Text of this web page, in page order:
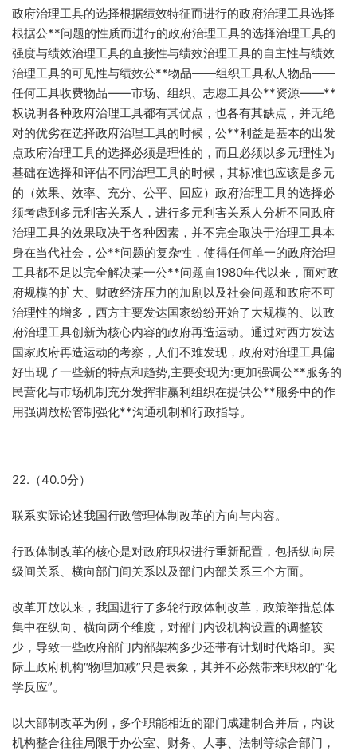
政府治理工具的选择根据绩效特征而进行的政府治理工具选择
根据公**问题的性质而进行的政府治理工具的选择治理工具的
强度与绩效治理工具的直接性与绩效治理工具的自主性与绩效
治理工具的可见性与绩效公**物品——组织工具私人物品——
任何工具收费物品——市场、组织、志愿工具公**资源——**
权说明各种政府治理工具都有其优点，也各有其缺点，并无绝
对的优劣在选择政府治理工具的时候，公**利益是基本的出发
点政府治理工具的选择必须是理性的，而且必须以多元理性为
基础在选择和评估不同治理工具的时候，其标准也应该是多元
的（效果、效率、充分、公平、回应）政府治理工具的选择必
须考虑到多元利害关系人，进行多元利害关系人分析不同政府
治理工具的效果取决于各种因素，并不完全取决于治理工具本
身在当代社会，公**问题的复杂性，使得任何单一的政府治理
工具都不足以完全解决某一公**问题自1980年代以来，面对政
府规模的扩大、财政经济压力的加剧以及社会问题和政府不可
治理性的增多，西方主要发达国家纷纷开始了大规模的、以政
府治理工具创新为核心内容的政府再造运动。通过对西方发达
国家政府再造运动的考察，人们不难发现，政府对治理工具偏
好出现了一些新的特点和趋势,主要变现为:更加强调公**服务的
民营化与市场机制充分发挥非赢利组织在提供公**服务中的作
用强调放松管制强化**沟通机制和行政指导。
22.（40.0分）
联系实际论述我国行政管理体制改革的方向与内容。
行政体制改革的核心是对政府职权进行重新配置，包括纵向层
级间关系、横向部门间关系以及部门内部关系三个方面。
改革开放以来，我国进行了多轮行政体制改革，政策举措总体
集中在纵向、横向两个维度，对部门内设机构设置的调整较
少，导致一些政府部门内部架构多少还带有计划时代烙印。实
际上政府机构“物理加减”只是表象，其并不必然带来职权的“化
学反应”。
以大部制改革为例，多个职能相近的部门成建制合并后，内设
机构整合往往局限于办公室、财务、人事、法制等综合部门，